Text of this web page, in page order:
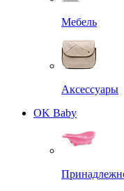
Мебель
Аксессуары
OK Baby